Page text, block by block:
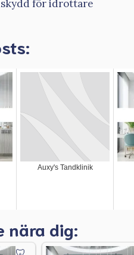
för idrottare
Auxy's Tandklinik
nära dig: